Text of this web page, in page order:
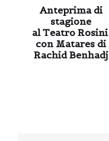
Anteprima di
stagione
al Teatro Rosini
con Matares di
Rachid Benhadj